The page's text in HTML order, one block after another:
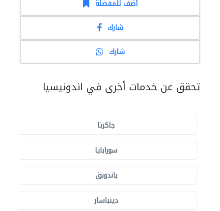
أضف للمفضلة
شارك
شارك
تحقق عن خدمات أخرى في اندونيسيا
جاكرتا
سورابايا
باندونق
دينباسار